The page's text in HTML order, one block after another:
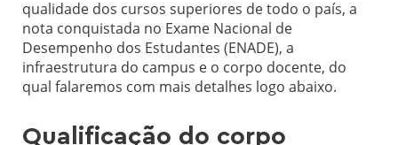
qualidade dos cursos superiores de todo o país, a
nota conquistada no Exame Nacional de
Desempenho dos Estudantes (ENADE), a
infraestrutura do campus e o corpo docente, do
qual falaremos com mais detalhes logo abaixo.
Qualificação do corpo